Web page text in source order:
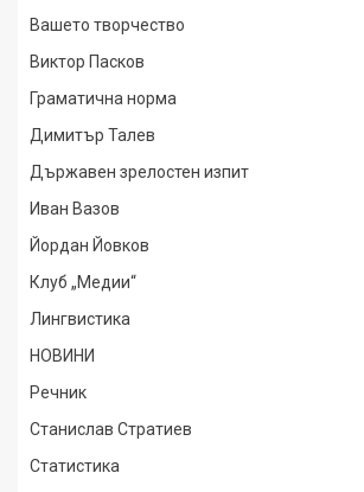
Вашето творчество
Виктор Пасков
Граматична норма
Димитър Талев
Държавен зрелостен изпит
Иван Вазов
Йордан Йовков
Клуб „Медии“
Лингвистика
НОВИНИ
Речник
Станислав Стратиев
Статистика